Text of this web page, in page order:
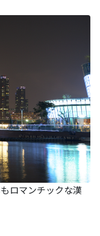
ロマンチックな漢